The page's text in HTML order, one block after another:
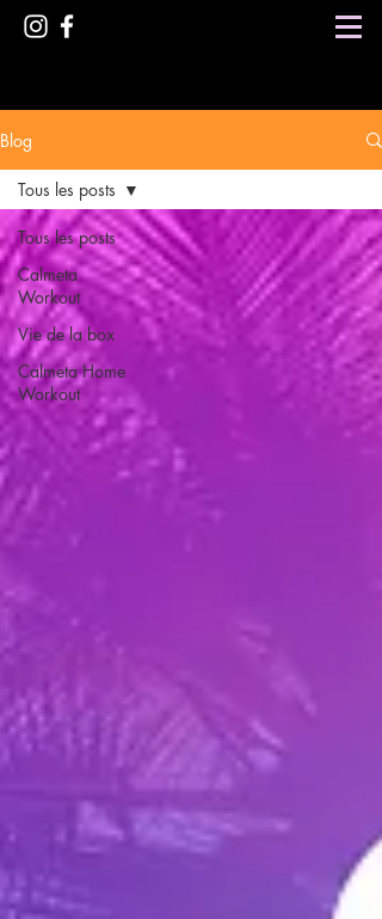
Blog
Tous les posts
Calmeta
Workout
Vie de la box
Calmeta Home
Workout
Tous les posts